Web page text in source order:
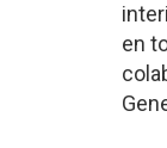
en